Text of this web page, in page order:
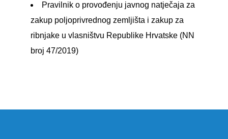
Pravilnik o provođenju javnog natječaja za
zakup poljoprivrednog zemljišta i zakup za
ribnjake u vlasništvu Republike Hrvatske (NN
broj 47/2019)